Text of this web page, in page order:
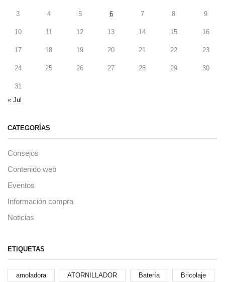
3 4 5 6 7 8 9
10 11 12 13 14 15 16
17 18 19 20 21 22 23
24 25 26 27 28 29 30
31
« Jul
CATEGORÍAS
Consejos
Contenido web
Eventos
Información compra
Noticias
ETIQUETAS
amoladora ATORNILLADOR Batería Bricolaje